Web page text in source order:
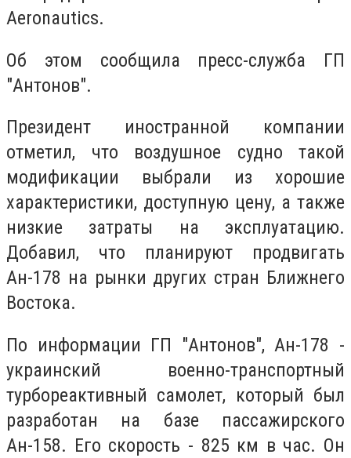
Aeronautics.
Об этом сообщила пресс-служба ГП
"Антонов".
Президент иностранной компании
отметил, что воздушное судно такой
модификации выбрали из хорошие
характеристики, доступную цену, а также
низкие затраты на эксплуатацию.
Добавил, что планируют продвигать
Ан-178 на рынки других стран Ближнего
Востока.
По информации ГП "Антонов", Ан-178 -
украинский военно-транспортный
турбореактивный самолет, который был
разработан на базе пассажирского
Ан-158. Его скорость - 825 км в час. Он